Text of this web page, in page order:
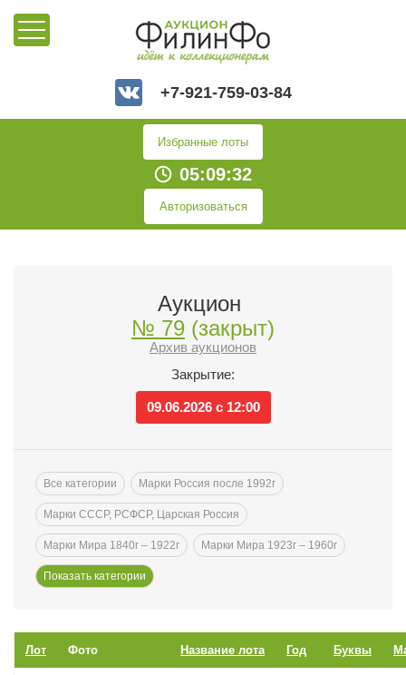
+7-921-759-03-84
Избранные лоты
05:09:32
Авторизоваться
Аукцион
№ 79 (закрыт)
Архив аукционов
Закрытие:
09.06.2026 с 12:00
Все категории Марки Россия после 1992г
Марки СССР, РСФСР, Царская Россия
Марки Мира 1840г – 1922г Марки Мира 1923г – 1960г
Лот Фото Название лота Год Буквы